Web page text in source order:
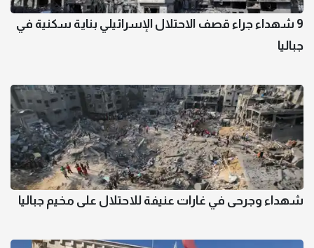
9 شهداء جراء قصف الاحتلال الإسرائيلي بناية سكنية في
جباليا
شهداء وجرحى في غارات عنيفة للاحتلال على مخيم جباليا